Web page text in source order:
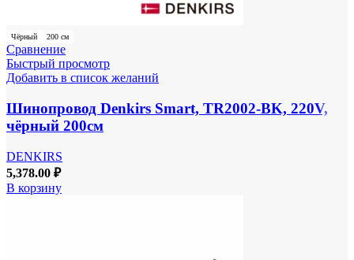
Чёрный 200 см
Сравнение
Быстрый просмотр
Добавить в список желаний
Шинопровод Denkirs Smart, TR2002-BK, 220V,
чёрный 200см
DENKIRS
5,378.00 ₽
В корзину